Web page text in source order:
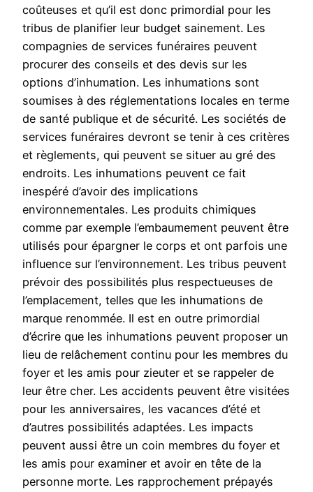
coûteuses et qu’il est donc primordial pour les
tribus de planifier leur budget sainement. Les
compagnies de services funéraires peuvent
procurer des conseils et des devis sur les
options d’inhumation. Les inhumations sont
soumises à des réglementations locales en terme
de santé publique et de sécurité. Les sociétés de
services funéraires devront se tenir à ces critères
et règlements, qui peuvent se situer au gré des
endroits. Les inhumations peuvent ce fait
inespéré d’avoir des implications
environnementales. Les produits chimiques
comme par exemple l’embaumement peuvent être
utilisés pour épargner le corps et ont parfois une
influence sur l’environnement. Les tribus peuvent
prévoir des possibilités plus respectueuses de
l’emplacement, telles que les inhumations de
marque renommée. Il est en outre primordial
d’écrire que les inhumations peuvent proposer un
lieu de relâchement continu pour les membres du
foyer et les amis pour zieuter et se rappeler de
leur être cher. Les accidents peuvent être visitées
pour les anniversaires, les vacances d’été et
d’autres possibilités adaptées. Les impacts
peuvent aussi être un coin membres du foyer et
les amis pour examiner et avoir en tête de la
personne morte. Les rapprochement prépayés